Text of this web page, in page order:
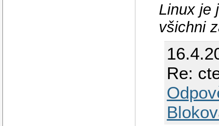
Linux je
všichni
Re: